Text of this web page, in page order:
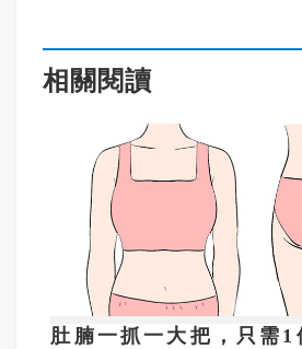
相關閱讀
肚腩一抓一大把，只需1